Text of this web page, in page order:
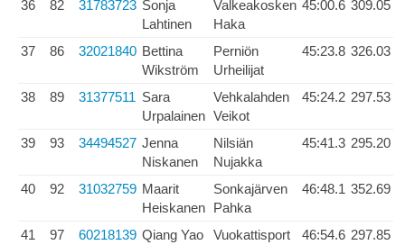
36 82 31783723 Sonja
Lahtinen
Valkeakosken
Haka
45:00.6 309.05
37 86 32021840 Bettina
Wikström
Perniön
Urheilijat
45:23.8 326.03
38 89 31377511 Sara
Urpalainen
Vehkalahden
Veikot
45:24.2 297.53
39 93 34494527 Jenna
Niskanen
Nilsiän
Nujakka
45:41.3 295.20
40 92 31032759 Maarit
Heiskanen
Sonkajärven
Pahka
46:48.1 352.69
41 97 60218139 Qiang Yao
Vuokattisport
46:54.6 297.85